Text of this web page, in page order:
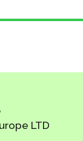
LTD